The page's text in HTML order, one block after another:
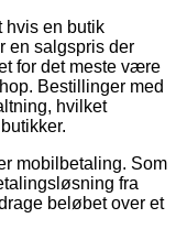
hvis en butik
en salgspris der
for det meste være
Bestillinger med
hvilket
mobilbetaling. Som
fra
beløbet over et